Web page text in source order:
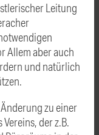
Leitung
Allem aber auch
und natürlich
zu einer
der z.B.